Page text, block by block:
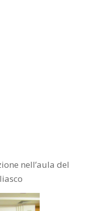
nell’aula del